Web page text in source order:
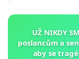
UŽ NIKDY
poslancům a
aby se